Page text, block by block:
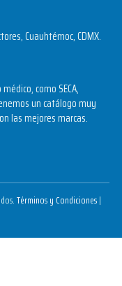
Cuauhtémoc, CDMX.
como SECA,
un catálogo muy
las mejores marcas.
Términos y Condiciones|